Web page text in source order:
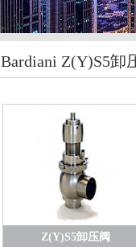
Bardiani Z(Y)S5卸
Z(Y)S5卸压阀